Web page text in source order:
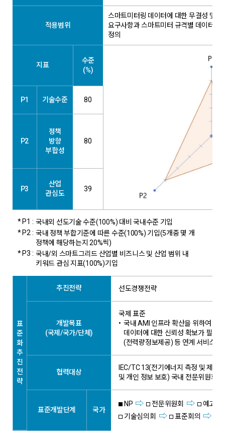
적용범위
스마트미터링 데이터에 대한 무결성 및
요구사항과 스마트미터 규격별 데이터 취
정의
지표
수준
(%)
P1 기술수준 80
P2
정책
방향
부합성
80
P3
산업
관심도
39
* P1 : 국내외 선도기술 수준(100%) 대비 국내수준 기입
* P2 : 국내 정책 부합기준에 따른 수준(100%) 기입(5개중 몇 개
정책에 해당하는지 20%씩)
* P3 : 국내/외 스마트그리드 산업별 비즈니스 및 산업 범위 내
키워드 관심 지표(100%)기입
표
준
화
추
진
전
략
추진전략 선도경쟁전략
개발목표
(국제/국가/단체)
국제 표준
• 국내 AMI 인프라 확산을 위하여 스
데이터에 대한 신뢰성 확보가 필수
(전력량정보제공) 등 연계 서비스로
협력대상
IEC/TC 13(전기에너지 측정 및 제어
및 개인 정보 보호) 국내 전문위원회
표준개발단계 국가
NP 전문위원회
예고고
기술심의회
표준회의